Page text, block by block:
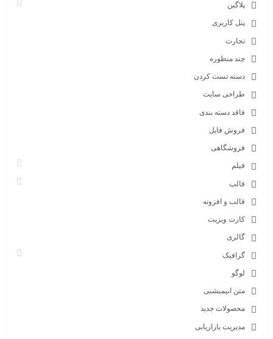
پلاگین
پنل کاربری
تجارت
چند منظوره
دسته تست کردن
طراحی سایت
فاقد دسته بندی
فروش فایل
فروشگاهی
فیلم
قالب
قالب و افزونه
کارت ویزیت
گالری
گرافیک
لوگو
متن انیمیشنی
محصولات جدید
مدیریت بازاریابی